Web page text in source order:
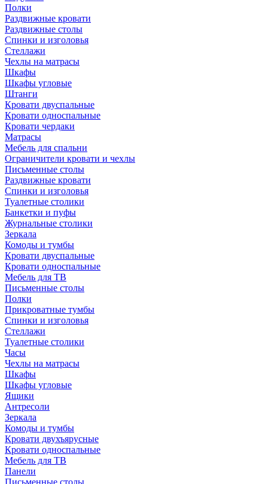
Полки
Раздвижные кровати
Раздвижные столы
Спинки и изголовья
Стеллажи
Чехлы на матрасы
Шкафы
Шкафы угловые
Штанги
Кровати двуспальные
Кровати односпальные
Кровати чердаки
Матрасы
Мебель для спальни
Ограничители кровати и чехлы
Письменные столы
Раздвижные кровати
Спинки и изголовья
Туалетные столики
Банкетки и пуфы
Журнальные столики
Зеркала
Комоды и тумбы
Кровати двуспальные
Кровати односпальные
Мебель для ТВ
Письменные столы
Полки
Прикроватные тумбы
Спинки и изголовья
Стеллажи
Туалетные столики
Часы
Чехлы на матрасы
Шкафы
Шкафы угловые
Ящики
Антресоли
Зеркала
Комоды и тумбы
Кровати двухъярусные
Кровати односпальные
Мебель для ТВ
Панели
Письменные столы